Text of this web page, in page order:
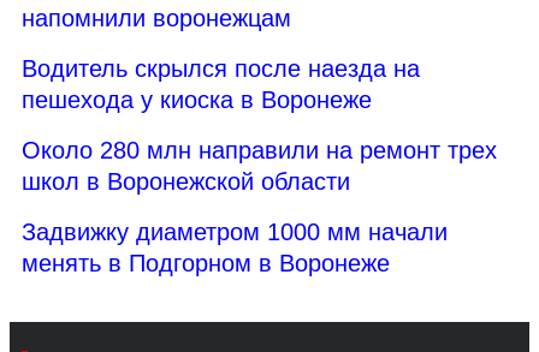
напомнили воронежцам
Водитель скрылся после наезда на
пешехода у киоска в Воронеже
Около 280 млн направили на ремонт трех
школ в Воронежской области
Задвижку диаметром 1000 мм начали
менять в Подгорном в Воронеже